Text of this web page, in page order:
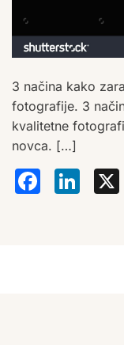
3 načina kako
fotografije. 3
kvalitetne
novca. […]